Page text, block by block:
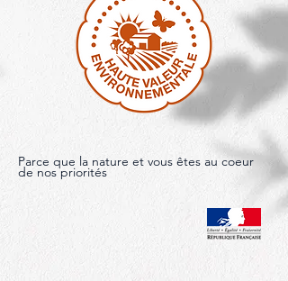
Parce que la nature et vous êtes au coeur
de nos priorités